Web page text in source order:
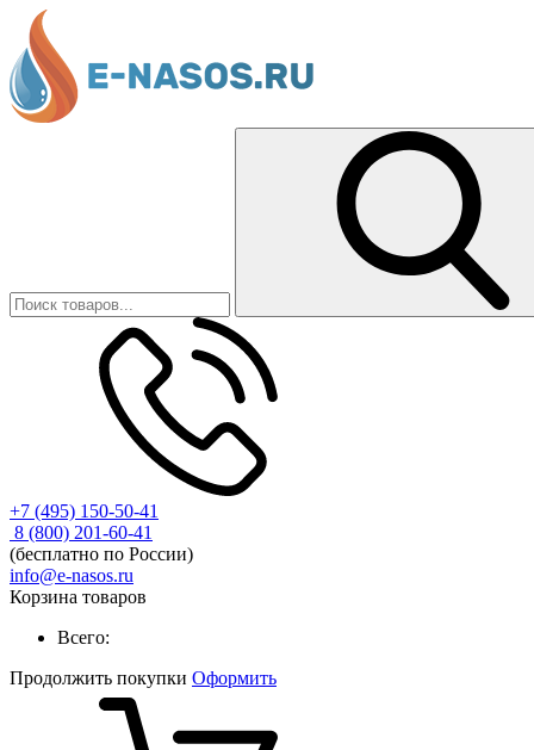
+7 (495) 150-50-41
8 (800) 201-60-41
(бесплатно по России)
info@e-nasos.ru
Корзина товаров
Всего:
Продолжить покупки Оформить